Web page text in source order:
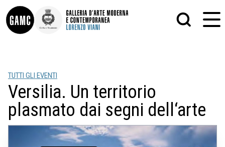
INFO
CONTATTI
DIDATTICA
SHOP
GLI AUTORI
LORENZO VIANI
SCULTURA
ALTRO
MATRICI XILOGRAFICHE
FOTOGRAFIA
TUTTI GLI EVENTI
Versilia. Un territorio
plasmato dai segni dell‘arte